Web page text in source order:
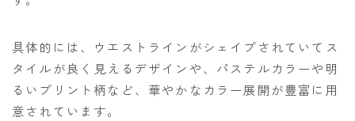
具体的には、ウエストラインがシェイプされていてス
タイルが良く見えるデザインや、パステルカラーや明
るいプリント柄など、華やかなカラー展開が豊富に用
意されています。